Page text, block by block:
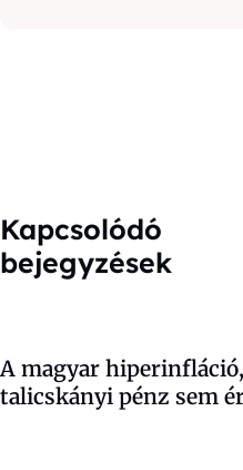
Kapcsolódó
bejegyzések
A magyar
talicskányi pénz sem